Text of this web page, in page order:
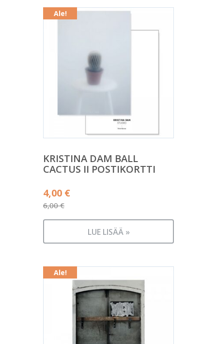
Ale!
KRISTINA DAM BALL
CACTUS II POSTIKORTTI
6,00€
Alkuperäinen
hinta
oli:
4,00 €
Nykyinen
on:
LUE LISÄÄ »
Ale!